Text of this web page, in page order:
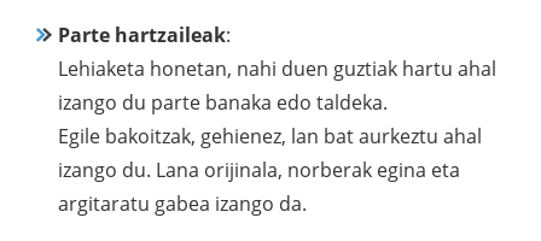
Parte hartzaileak:
Lehiaketa honetan, nahi duen guztiak hartu ahal
izango du parte banaka edo taldeka.
Egile bakoitzak, gehienez, lan bat aurkeztu ahal
izango du. Lana orijinala, norberak egina eta
argitaratu gabea izango da.